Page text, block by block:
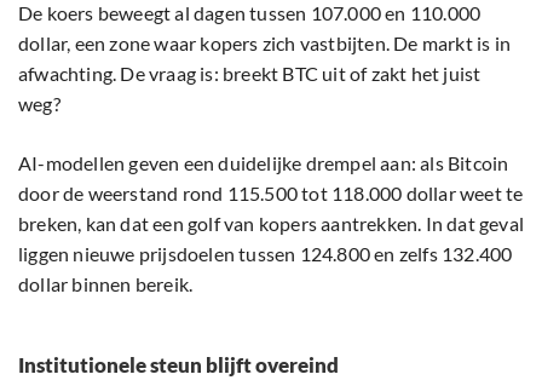
De koers beweegt al dagen tussen 107.000 en 110.000
dollar, een zone waar kopers zich vastbijten. De markt is in
afwachting. De vraag is: breekt BTC uit of zakt het juist
weg?
AI-modellen geven een duidelijke drempel aan: als Bitcoin
door de weerstand rond 115.500 tot 118.000 dollar weet te
breken, kan dat een golf van kopers aantrekken. In dat geval
liggen nieuwe prijsdoelen tussen 124.800 en zelfs 132.400
dollar binnen bereik.
Institutionele steun blijft overeind